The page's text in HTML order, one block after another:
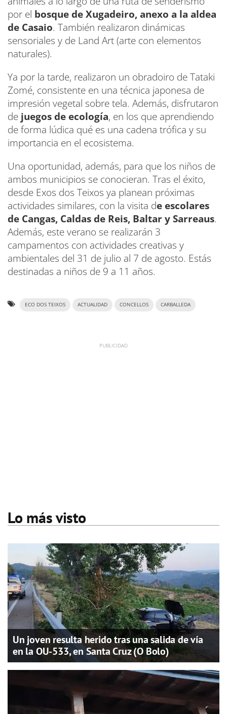
por el bosque de Xugadeiro, anexo a la aldea
de Casaio. También realizaron dinámicas
sensoriales y de Land Art (arte con elementos
naturales).
Ya por la tarde, realizaron un obradoiro de Tataki
Zomé, consistente en una técnica japonesa de
impresión vegetal sobre tela. Además, disfrutaron
de juegos de ecología, en los que aprendiendo
de forma lúdica qué es una cadena trófica y su
importancia en el ecosistema.
Una oportunidad, además, para que los niños de
ambos municipios se conocieran. Tras el éxito,
desde Exos dos Teixos ya planean próximas
actividades similares, con la visita de escolares
de Cangas, Caldas de Reis, Baltar y Sarreaus.
Además, este verano se realizarán 3
campamentos con actividades creativas y
ambientales del 31 de julio al 7 de agosto. Estás
destinadas a niños de 9 a 11 años.
ECO DOS TEIXOS ACTUALIDAD CONCELLOS CARBALLEDA
Lo más visto
Un joven resulta herido tras una salida de vía
en la OU-533, en Santa Cruz (O Bolo)